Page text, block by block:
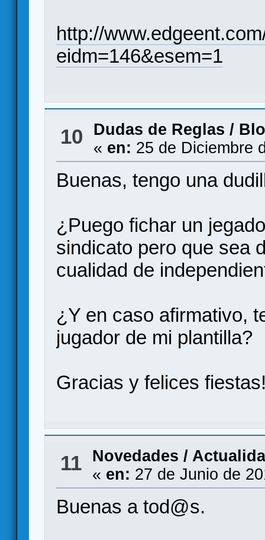
http://
eidm=146&esem=1
10 Dudas de Reglas /
« en: 25 de Diciembre
Buenas, tengo una
¿Puego fichar un
sindicato pero que sea
cualidad de
¿Y en caso afirmativo,
jugador de mi plantilla?
Gracias y felices
11
Novedades /
« en: 27 de Junio de
Buenas a tod@s.